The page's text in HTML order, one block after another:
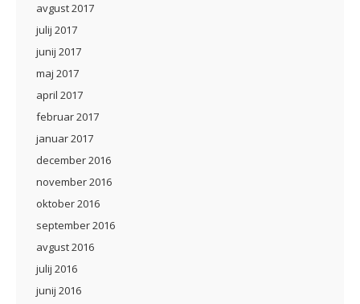
avgust 2017
julij 2017
junij 2017
maj 2017
april 2017
februar 2017
januar 2017
december 2016
november 2016
oktober 2016
september 2016
avgust 2016
julij 2016
junij 2016